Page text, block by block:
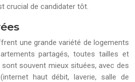
crucial de candidater tôt.
une grande variété de logements
partagés, toutes tailles et
sont souvent mieux situées, avec des
haut débit, laverie, salle de